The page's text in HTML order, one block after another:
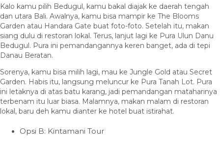
Kalo kamu pilih Bedugul, kamu bakal diajak ke daerah tengah
dan utara Bali. Awalnya, kamu bisa mampir ke The Blooms
Garden atau Handara Gate buat foto-foto. Setelah itu, makan
siang dulu di restoran lokal. Terus, lanjut lagi ke Pura Ulun Danu
Bedugul. Pura ini pemandangannya keren banget, ada di tepi
Danau Beratan.
Sorenya, kamu bisa milih lagi, mau ke Jungle Gold atau Secret
Garden. Habis itu, langsung meluncur ke Pura Tanah Lot. Pura
ini letaknya di atas batu karang, jadi pemandangan mataharinya
terbenam itu luar biasa. Malamnya, makan malam di restoran
lokal, baru deh kamu dianter ke hotel buat istirahat.
Opsi B: Kintamani Tour